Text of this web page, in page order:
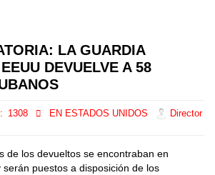
LA GUARDIA
DEVUELVE A 58
1308 EN ESTADOS UNIDOS
Director
de los devueltos se encontraban en
serán puestos a disposición de los